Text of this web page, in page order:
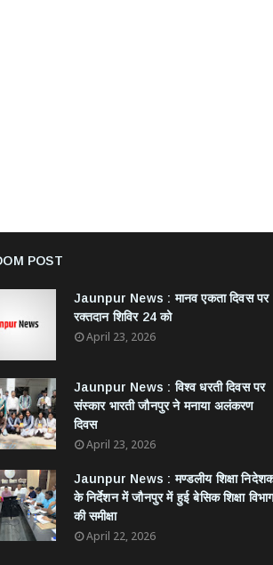
POST
Jaunpur News : ​मानव एकता दिवस पर
रक्तदान शिविर 24 को
April 23, 2026
Jaunpur News : विश्व धरती दिवस पर
संस्कार भारती जौनपुर ने मनाया अलंकरण
दिवस
April 23, 2026
Jaunpur News : ​मण्डलीय शिक्षा
के निर्देशन में जौनपुर में हुई बेसिक शिक्षा
की समीक्षा
April 22, 2026